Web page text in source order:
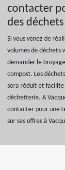
contacter
des
Si vous venez de
volumes de déchets
demander le
compost. Les
sera réduit et facilite
déchetterie. A
contacter pour une
sur ses offres à